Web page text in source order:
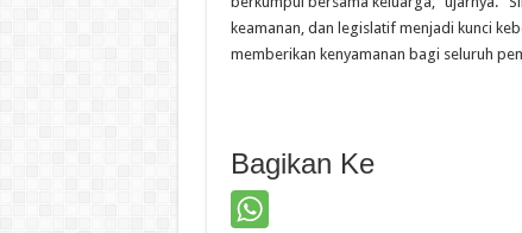
keamanan, dan legislatif menjadi kunci
memberikan kenyamanan bagi seluruh
Bagikan Ke